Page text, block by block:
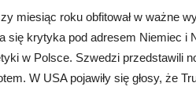
miesiąc roku obfitował w ważne
się krytyka pod adresem Niemiec i
w Polsce. Szwedzi przedstawili
W USA pojawiły się głosy, że